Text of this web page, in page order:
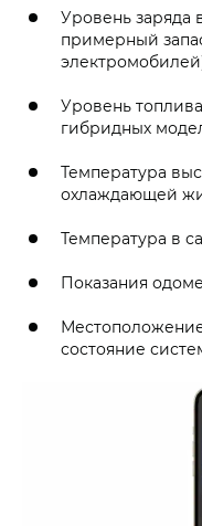
Уровень заряда
примерный
Уровень
гибридных
Температура
охлаждающей
Температура в
Показания
состояние